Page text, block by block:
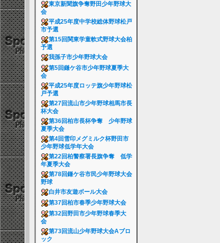
東京新聞旗争奪野田少年野球大
会
平成25年度中学校総体野球松戸
市予選
第15回関東学童軟式野球大会柏
予選
我孫子市少年野球大会
第5回鎌ケ谷市少年野球夏季大
会
平成25年度ロッテ旗少年野球松
戸予選
第27回流山市少年野球相馬市長
杯大会
第36回柏市長杯争奪 少年野球
夏季大会
第4回雪印メグミルク杯野田市
少年野球低学年大会
第22回柏警察署長旗争奪 低学
年夏季大会
第78回鎌ケ谷市民少年野球大会
野球
白井市友遊ボール大会
第37回柏市春季少年野球大会
第32回野田市少年野球春季大
会
第73回流山少年野球大会Aブロ
ック